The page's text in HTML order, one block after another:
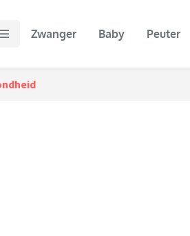
Zwanger Baby Peuter